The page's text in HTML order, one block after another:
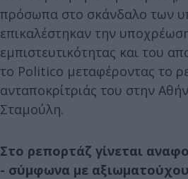
πρόσωπα στο σκάνδαλο των
επικαλέστηκαν την
εμπιστευτικότητας και του
το Politico μεταφέροντας το
ανταποκρίτριάς του στην
Σταμούλη.
Στο ρεπορτάζ γίνεται
- σύμφωνα με